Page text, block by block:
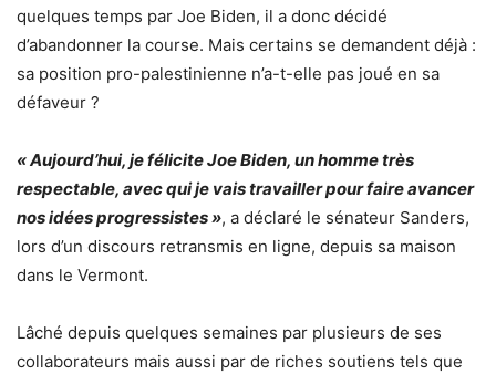
quelques temps par Joe Biden, il a donc décidé
d’abandonner la course. Mais certains se demandent déjà :
sa position pro-palestinienne n’a-t-elle pas joué en sa
défaveur ?
« Aujourd’hui, je félicite Joe Biden, un homme très
respectable, avec qui je vais travailler pour faire avancer
nos idées progressistes », a déclaré le sénateur Sanders,
lors d’un discours retransmis en ligne, depuis sa maison
dans le Vermont.
Lâché depuis quelques semaines par plusieurs de ses
collaborateurs mais aussi par de riches soutiens tels que